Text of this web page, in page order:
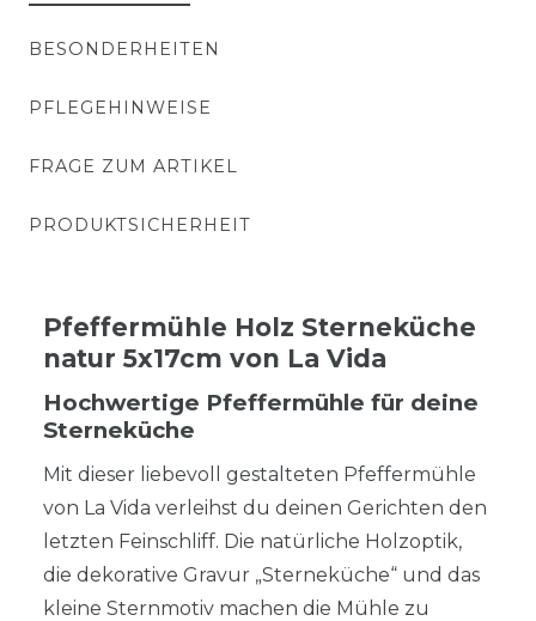
BESONDERHEITEN
PFLEGEHINWEISE
FRAGE ZUM ARTIKEL
PRODUKTSICHERHEIT
Pfeffermühle Holz Sterneküche
natur 5x17cm von La Vida
Hochwertige Pfeffermühle für deine
Sterneküche
Mit dieser liebevoll gestalteten Pfeffermühle
von La Vida verleihst du deinen Gerichten den
letzten Feinschliff. Die natürliche Holzoptik,
die dekorative Gravur „Sterneküche“ und das
kleine Sternmotiv machen die Mühle zu